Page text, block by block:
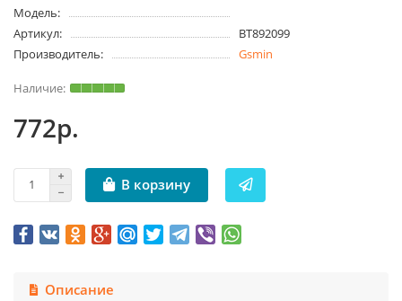
Модель:
Артикул:
BT892099
Производитель:
Gsmin
772р.
В корзину
Описание